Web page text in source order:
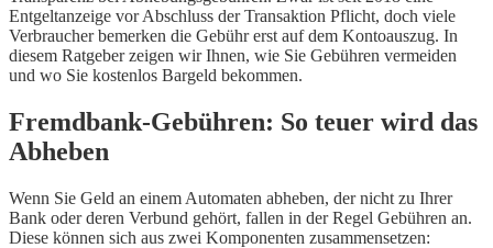
Entgeltanzeige vor Abschluss der Transaktion Pflicht, doch viele
Verbraucher bemerken die Gebühr erst auf dem Kontoauszug. In
diesem Ratgeber zeigen wir Ihnen, wie Sie Gebühren vermeiden
und wo Sie kostenlos Bargeld bekommen.
Fremdbank-Gebühren: So teuer wird das
Abheben
Wenn Sie Geld an einem Automaten abheben, der nicht zu Ihrer
Bank oder deren Verbund gehört, fallen in der Regel Gebühren an.
Diese können sich aus zwei Komponenten zusammensetzen: